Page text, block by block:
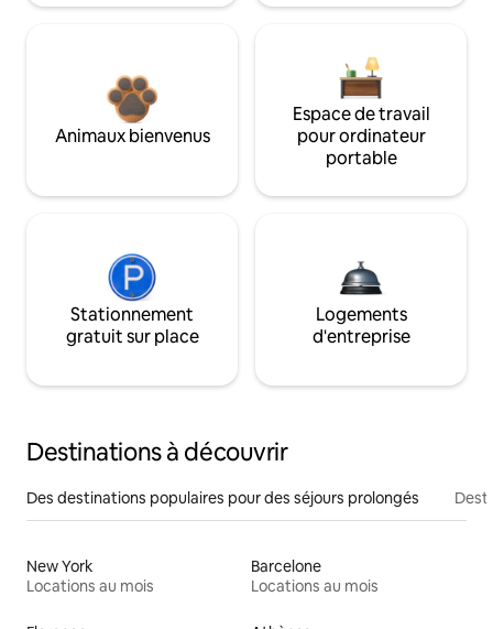
Animaux bienvenus
Espace de travail
pour ordinateur
portable
Stationnement
gratuit sur place
Logements
d'entreprise
Destinations à découvrir
Des destinations populaires pour des séjours prolongés
New York
Locations au mois
Barcelone
Locations au mois